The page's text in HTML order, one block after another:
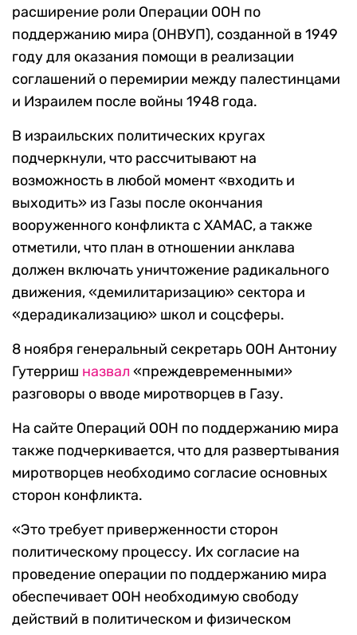
расширение роли Операции OOH по
поддержанию мира (ОНВУП), созданной в 1949
году для оказания помощи в реализации
соглашений о перемирии между палестинцами
и Израилем после войны 1948 года.
В израильских политических кругах
подчеркнули, что рассчитывают на
возможность в любой момент «входить и
выходить» из Газы после окончания
вооруженного конфликта с ХАМАС, а также
отметили, что план в отношении анклава
должен включать уничтожение радикального
движения, «демилитаризацию» сектора и
«дерадикализацию» школ и соцсферы.
8 ноября генеральный секретарь ООН Антониу
Гутерриш назвал «преждевременными»
разговоры о вводе миротворцев в Газу.
На сайте Операций ООН по поддержанию мира
также подчеркивается, что для развертывания
миротворцев необходимо согласие основных
сторон конфликта.
«Это требует приверженности сторон
политическому процессу. Их согласие на
проведение операции по поддержанию мира
обеспечивает ООН необходимую свободу
действий в политическом и физическом